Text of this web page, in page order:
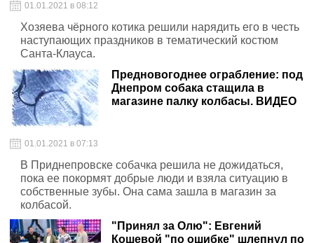
01.01.2021 в 08:12
Хозяева чёрного котика решили нарядить его в честь
наступающих праздников в тематический костюм
Санта-Клауса.
Предновогоднее ограбление: под
Днепром собака стащила в
магазине палку колбасы. ВИДЕО
01.01.2021 в 07:13
В Приднепровске собачка решила не дожидаться,
пока ее покормят добрые люди и взяла ситуацию в
собственные зубы. Она сама зашла в магазин за
колбасой.
"Принял за Олю": Евгений
Кошевой "по ошибке" шлепнул по